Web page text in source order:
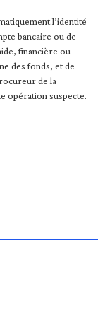
l’identité
bancaire ou de
financière ou
des fonds, et de
de la
opération suspecte.